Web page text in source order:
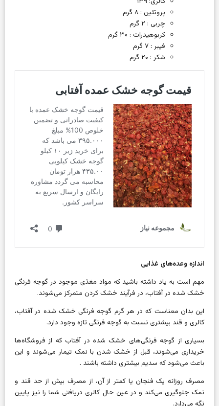
پروتئین : ۸ گرم
چربی : ۲ گرم
کربوهیدرات : ۳۰ گرم
فیبر : ۷ گرم
شکر : ۲۰ گرم
اندازه وعده‌های غذایی
مهم است به یاد داشته باشید که مواد مغذی موجود در گوجه فرنگی
خشک شده در آفتاب، در فرآیند خشک کردن متمرکز می‌شوند.
این بدان معناست که در هر گرم گوجه فرنگی خشک شده در آفتاب،
کالری و قند بیشتری نسبت به گوجه فرنگی تازه وجود دارد.
بسیاری از گوجه فرنگی‌های خشک شده در آفتاب که از فروشگاه‌ها
خریداری می‌شوند، قبل از خشک شدن با نمک تیمار می‌شوند و این
باعث می‌شود که سدیم بیشتری داشته باشند .
مصرف روزانه یک فنجان یا کمتر از آن، از مصرف بیش از حد قند و
نمک جلوگیری می‌کند و در عین حال کالری دریافتی شما را نیز پایین